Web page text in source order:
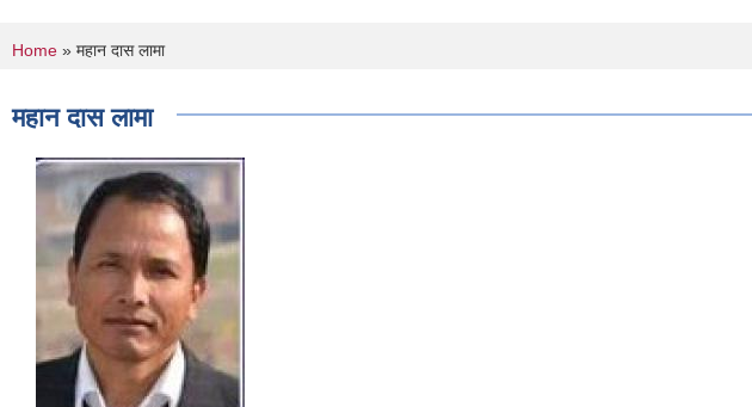
You are here
Home » महान दास लामा
महान दास लामा